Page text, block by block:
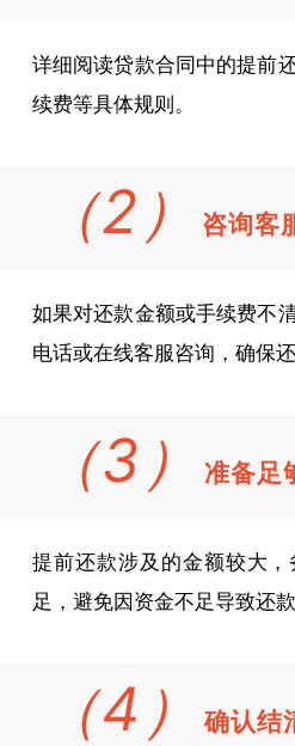
详细阅读贷款合同中的提前
续费等具体规则。
（2） 咨询客
如果对还款金额或手续费不
电话或在线客服咨询，确保
（3） 准备足
提前还款涉及的金额较大
足，避免因资金不足导致还款
（4） 确认结